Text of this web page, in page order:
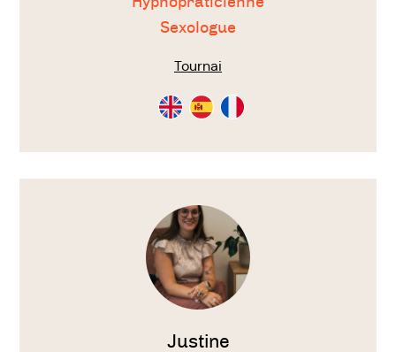
Sexologue
Tournai
Consultation
en
Consultation
en
Consultation
en
Voir
Justine